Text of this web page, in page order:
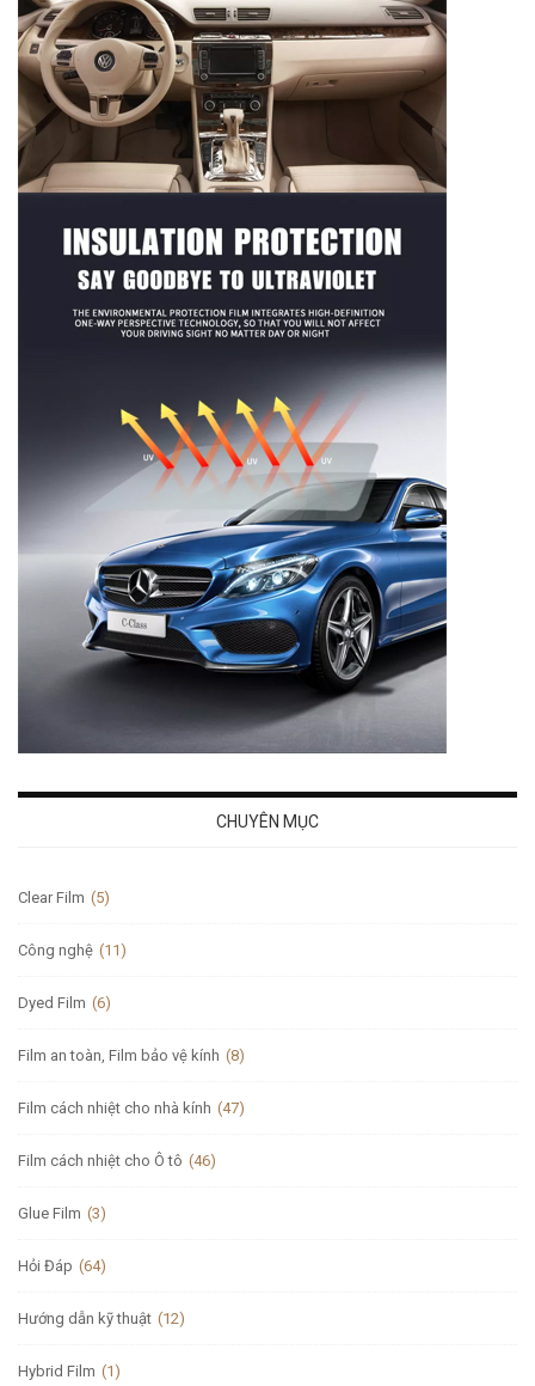
CHUYÊN MỤC
Clear Film (5)
Công nghệ (11)
Dyed Film (6)
Film an toàn, Film bảo vệ kính (8)
Film cách nhiệt cho nhà kính (47)
Film cách nhiệt cho Ô tô (46)
Glue Film (3)
Hỏi Đáp (64)
Hướng dẫn kỹ thuật (12)
Hybrid Film (1)